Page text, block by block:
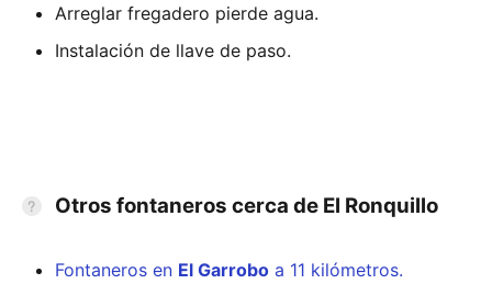
Arreglar fregadero pierde agua.
Instalación de llave de paso.
Otros fontaneros cerca de El Ronquillo
Fontaneros en El Garrobo a 11 kilómetros.